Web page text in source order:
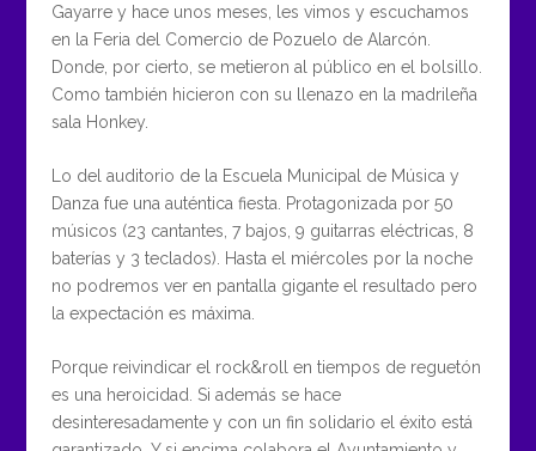
Gayarre y hace unos meses, les vimos y escuchamos
en la Feria del Comercio de Pozuelo de Alarcón.
Donde, por cierto, se metieron al público en el bolsillo.
Como también hicieron con su llenazo en la madrileña
sala Honkey.
Lo del auditorio de la Escuela Municipal de Música y
Danza fue una auténtica fiesta. Protagonizada por 50
músicos (23 cantantes, 7 bajos, 9 guitarras eléctricas, 8
baterías y 3 teclados). Hasta el miércoles por la noche
no podremos ver en pantalla gigante el resultado pero
la expectación es máxima.
Porque reivindicar el rock&roll en tiempos de reguetón
es una heroicidad. Si además se hace
desinteresadamente y con un fin solidario el éxito está